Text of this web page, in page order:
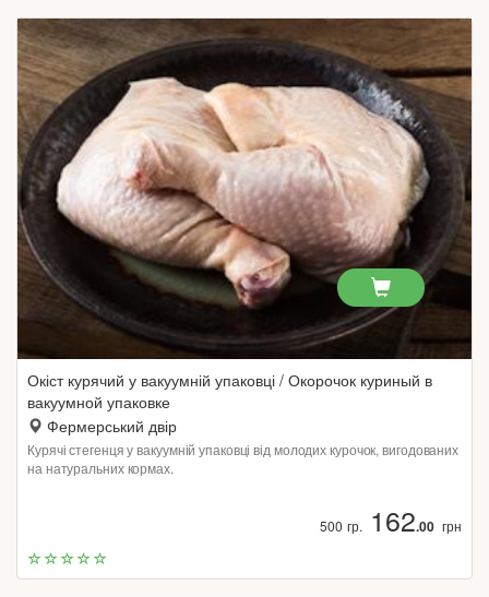
Окіст курячий у вакуумній упаковці / Окорочок куриный в
вакуумной упаковке
Фермерський двір
Курячі стегенця у вакуумній упаковці від молодих курочок, вигодованих
на натуральних кормах.
500 гр. 162.00 грн